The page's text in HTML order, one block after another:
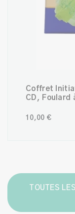
Coffret
CD, Foulard
10,00 €
TOUTES